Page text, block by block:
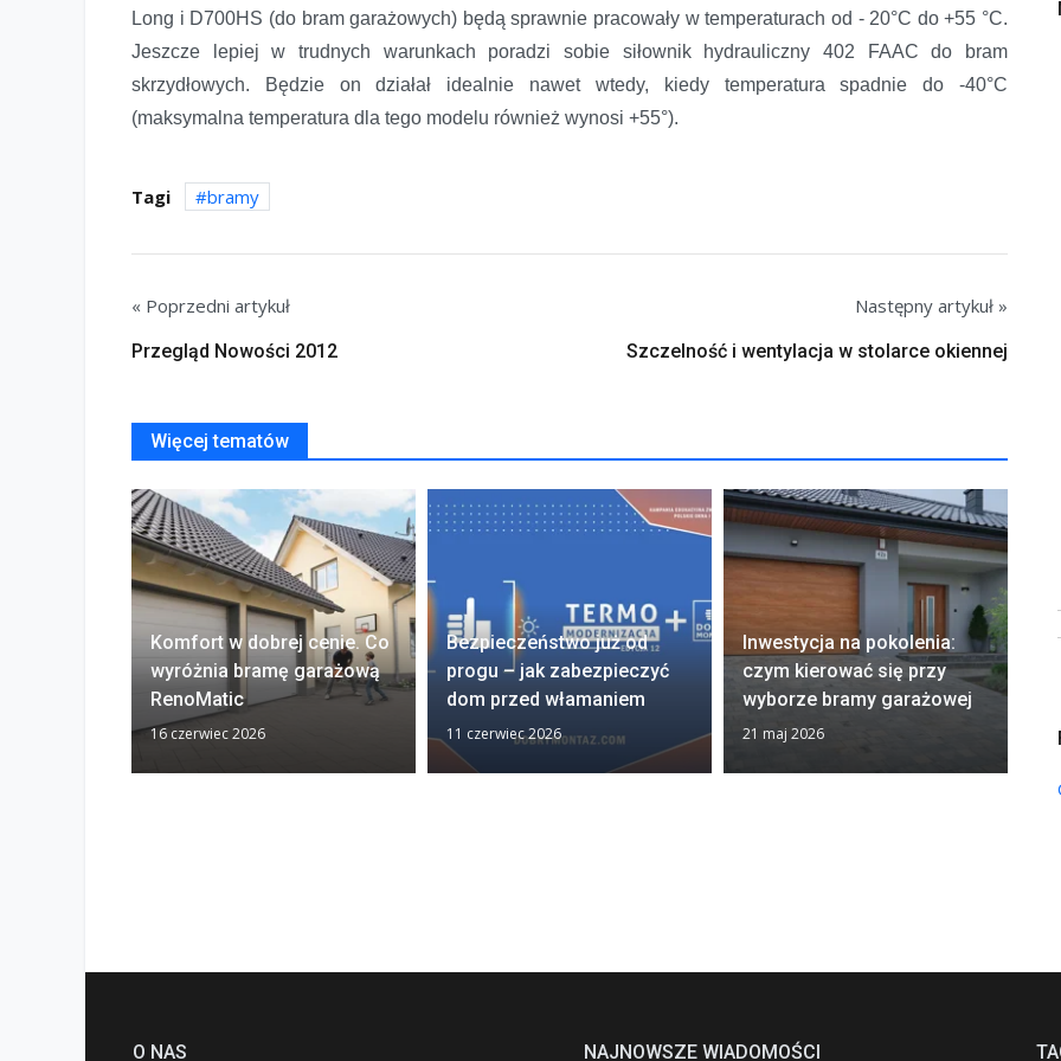
Long i D700HS (do bram garażowych) będą sprawnie pracowały w temperaturach od - 20°C do +55 °C.
Jeszcze lepiej w trudnych warunkach poradzi sobie siłownik hydrauliczny 402 FAAC do bram
skrzydłowych. Będzie on działał idealnie nawet wtedy, kiedy temperatura spadnie do -40°C
(maksymalna temperatura dla tego modelu również wynosi +55°).
Tagi bramy
« Poprzedni artykuł
Przegląd Nowości 2012
Następny artykuł »
Szczelność i wentylacja w stolarce okiennej
Więcej tematów
Komfort w dobrej cenie. Co
wyróżnia bramę garażową
RenoMatic
16 czerwiec 2026
Bezpieczeństwo już od
progu – jak zabezpieczyć
dom przed włamaniem
11 czerwiec 2026
Inwestycja na pokolenia:
czym kierować się przy
wyborze bramy garażowej
21 maj 2026
O NAS NAJNOWSZE WIADOMOŚCI